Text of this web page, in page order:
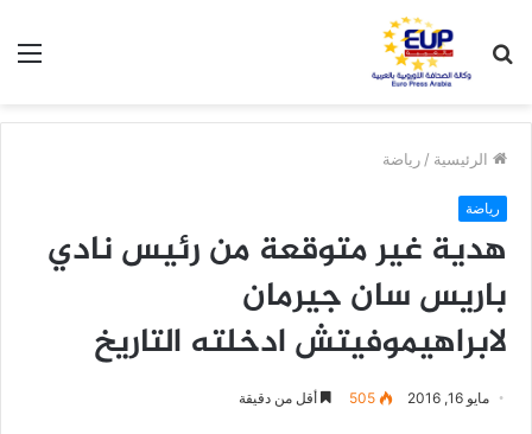
عن
الرئيسية / رياضة
رياضة
هدية غير متوقعة من رئيس نادي
باريس سان جيرمان
لابراهيموفيتش ادخلته التاريخ
مايو 16, 2016 505 أقل من دقيقة